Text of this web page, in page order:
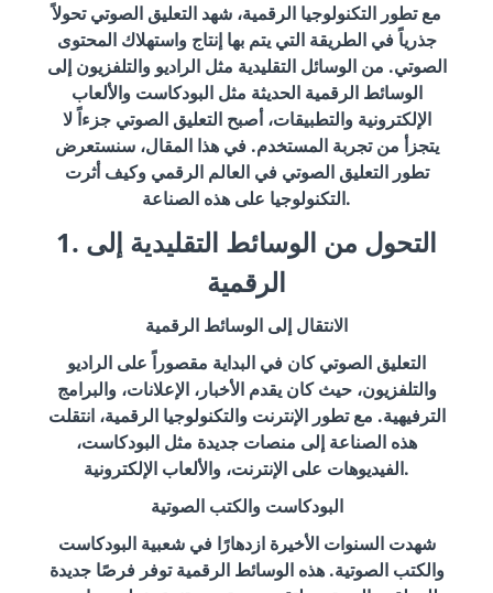
مع تطور التكنولوجيا الرقمية، شهد التعليق الصوتي تحولاً
جذرياً في الطريقة التي يتم بها إنتاج واستهلاك المحتوى
الصوتي. من الوسائل التقليدية مثل الراديو والتلفزيون إلى
الوسائط الرقمية الحديثة مثل البودكاست والألعاب
الإلكترونية والتطبيقات، أصبح التعليق الصوتي جزءاً لا
يتجزأ من تجربة المستخدم. في هذا المقال، سنستعرض
تطور التعليق الصوتي في العالم الرقمي وكيف أثرت
التكنولوجيا على هذه الصناعة.
1. التحول من الوسائط التقليدية إلى
الرقمية
الانتقال إلى الوسائط الرقمية
التعليق الصوتي كان في البداية مقصوراً على الراديو
والتلفزيون، حيث كان يقدم الأخبار، الإعلانات، والبرامج
الترفيهية. مع تطور الإنترنت والتكنولوجيا الرقمية، انتقلت
هذه الصناعة إلى منصات جديدة مثل البودكاست،
الفيديوهات على الإنترنت، والألعاب الإلكترونية.
البودكاست والكتب الصوتية
شهدت السنوات الأخيرة ازدهارًا في شعبية البودكاست
والكتب الصوتية. هذه الوسائط الرقمية توفر فرصًا جديدة